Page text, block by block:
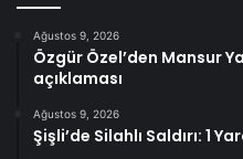
Ağustos 9, 2026
Özgür Özel’den Mansur
açıklaması
Ağustos 9, 2026
Şişli’de Silahlı Saldırı: 1